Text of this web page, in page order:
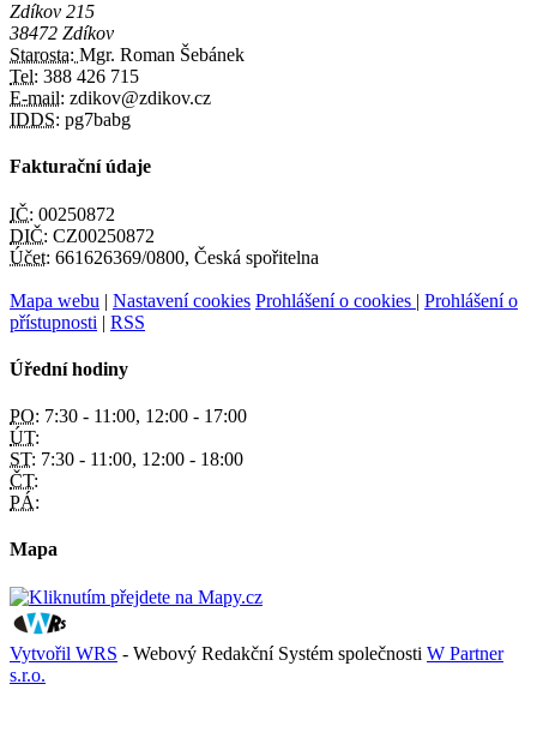
Zdíkov 215
38472 Zdíkov
Starosta: Mgr. Roman Šebánek
Tel: 388 426 715
E-mail: zdikov@zdikov.cz
IDDS: pg7babg
Fakturační údaje
IČ: 00250872
DIČ: CZ00250872
Účet: 661626369/0800, Česká spořitelna
Mapa webu | Nastavení cookies Prohlášení o cookies | Prohlášení o
přístupnosti | RSS
Úřední hodiny
PO: 7:30 - 11:00, 12:00 - 17:00
ÚT:
ST: 7:30 - 11:00, 12:00 - 18:00
ČT:
PÁ:
Mapa
Vytvořil WRS - Webový Redakční Systém společnosti W Partner
s.r.o.